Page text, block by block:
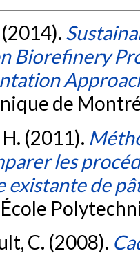
Biorefinery
de
(2011).
les
existante de
C. (2008).